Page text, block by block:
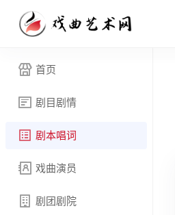
首页
剧目剧情
剧本唱词
戏曲演员
剧团剧院